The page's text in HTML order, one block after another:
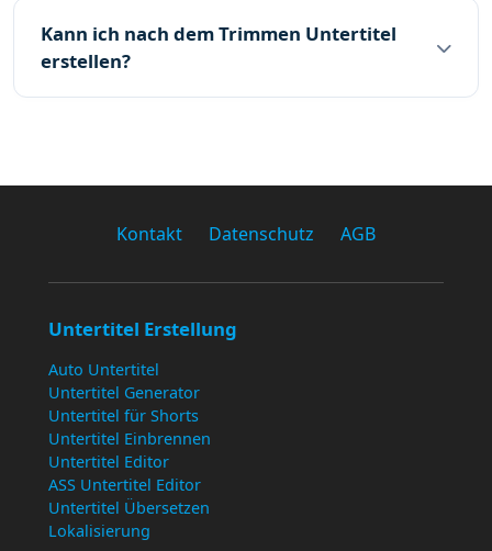
Kann ich nach dem Trimmen Untertitel
erstellen?
Kontakt Datenschutz AGB
Untertitel Erstellung
Auto Untertitel
Untertitel Generator
Untertitel für Shorts
Untertitel Einbrennen
Untertitel Editor
ASS Untertitel Editor
Untertitel Übersetzen
Lokalisierung